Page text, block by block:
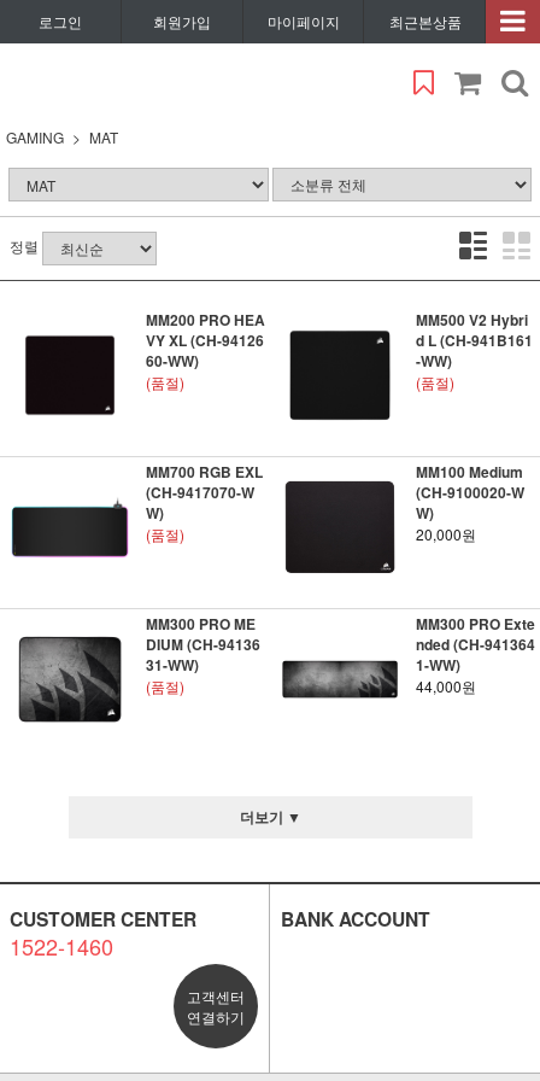
로그인 회원가입 마이페이지 최근본상품
GAMING MAT
정렬
MM200 PRO HEA
VY XL (CH-94126
60-WW)
(품절)
MM500 V2 Hybri
d L (CH-941B161
-WW)
(품절)
MM700 RGB EXL
(CH-9417070-W
W)
(품절)
MM100 Medium
(CH-9100020-W
W)
20,000원
MM300 PRO ME
DIUM (CH-94136
31-WW)
(품절)
MM300 PRO Exte
nded (CH-941364
1-WW)
44,000원
더보기 ▼
CUSTOMER CENTER
1522-1460
고객센터
연결하기
BANK ACCOUNT